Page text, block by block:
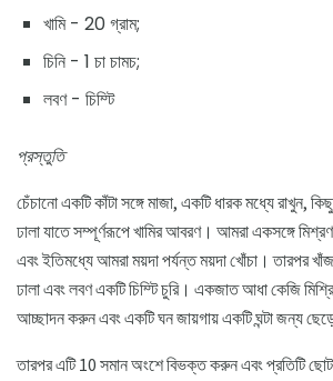
খামি - 20 গ্রাম;
চিনি - 1 চা চামচ;
লবণ - চিম্টি
প্রস্তুতি
চেঁচানো একটি কাঁটা সঙ্গে মাজা, একটি ধারক মধ্যে রাখুন,
ঢালা যাতে সম্পূর্ণরূপে খামির আবরণ। আমরা একসঙ্গে মিশ্রণ
এবং ইতিমধ্যে আমরা ময়দা পর্যন্ত ময়দা খোঁচা। তারপর
ঢালা এবং লবণ একটি চিম্টি চুরি। একজাত আধা কেজি
আচ্ছাদন করুন এবং একটি ঘন জায়গায় একটি ঘন্টা জন্য
তারপর এটি 10 ​​সমান অংশে বিভক্ত করুন এবং প্রতিটি